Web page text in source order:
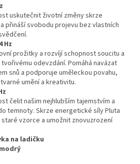
uskutečnit životní změny skrze
přináší svobodu projevu bez vlastních
Hz
prožitky a rozvíjí schopnost soucitu a
odevzdání. Pomáhá navázat
snů a podporuje uměleckou povahu,
umění a kreativitu.
čelit našim nejhlubším tajemstvím a
temnoty. Skrze energetické síly Pluta
vzorce a umožnit znovuzrození
na ladičku